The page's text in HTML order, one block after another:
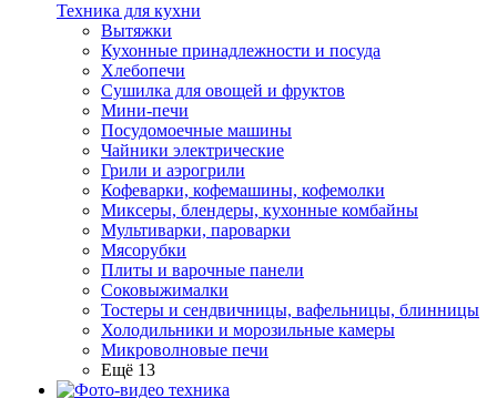
Техника для кухни
Вытяжки
Кухонные принадлежности и посуда
Хлебопечи
Сушилка для овощей и фруктов
Мини-печи
Посудомоечные машины
Чайники электрические
Грили и аэрогрили
Кофеварки, кофемашины, кофемолки
Миксеры, блендеры, кухонные комбайны
Мультиварки, пароварки
Мясорубки
Плиты и варочные панели
Соковыжималки
Тостеры и сендвичницы, вафельницы, блинницы
Холодильники и морозильные камеры
Микроволновые печи
Ещё 13